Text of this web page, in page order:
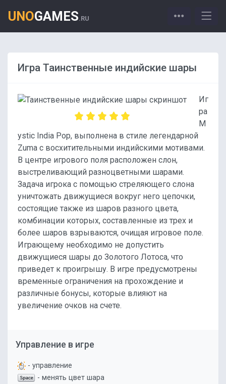
UNOGAMES.RU
Игра Таинственные индийские шары
Иг
ра
M
ystic India Pop, выполнена в стиле легендарной
Zuma с восхитительными индийскими мотивами.
В центре игрового поля расположен слон,
выстреливающий разноцветными шарами.
Задача игрока с помощью стреляющего слона
уничтожать движущиеся вокруг него цепочки,
состоящие также из шаров разного цвета,
комбинации которых, составленные из трех и
более шаров взрываются, очищая игровое поле.
Играющему необходимо не допустить
движущиеся шары до Золотого Лотоса, что
приведет к проигрышу. В игре предусмотрены
временные ограничения на прохождение и
различные бонусы, которые влияют на
увеличение очков на счете.
Управление в игре
- управление
- менять цвет шара